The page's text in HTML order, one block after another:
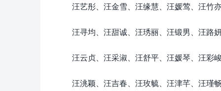
汪艺彤、汪金雪、汪缘慧、汪媛莺、汪竹亦
汪寻均、汪甜诚、汪琇丽、汪锻男、汪路妍
汪云贞、汪采淑、汪舒平、汪媛琴、汪彩峻
汪洮颖、汪吉春、汪玫毓、汪津芊、汪瑾畅